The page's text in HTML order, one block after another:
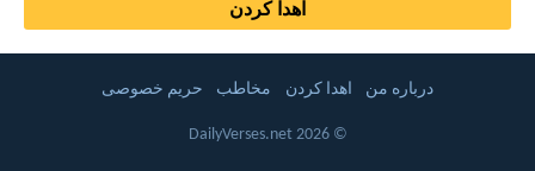
اهدا کردن
درباره من اهدا کردن مخاطب حریم خصوصی
© 2026 DailyVerses.net